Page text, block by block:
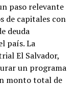
paso relevante
de capitales con
deuda
país. La
El Salvador,
un programa
monto total de